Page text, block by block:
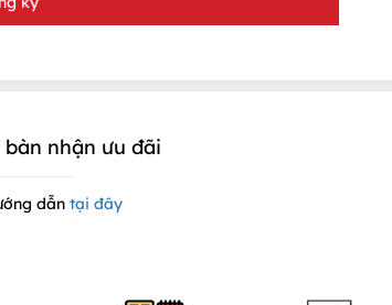
nhận ưu đãi
dẫn tại đây